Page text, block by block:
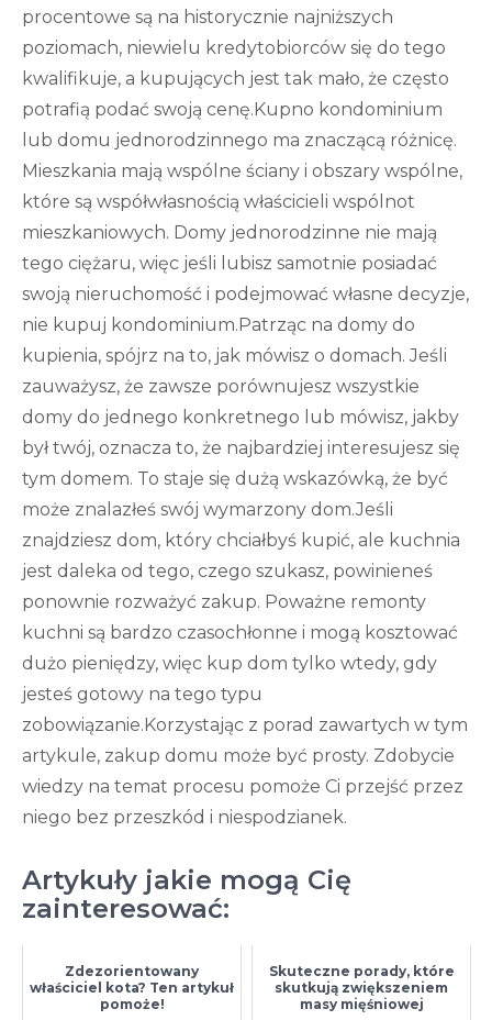
procentowe są na historycznie najniższych
poziomach, niewielu kredytobiorców się do tego
kwalifikuje, a kupujących jest tak mało, że często
potrafią podać swoją cenę.Kupno kondominium
lub domu jednorodzinnego ma znaczącą różnicę.
Mieszkania mają wspólne ściany i obszary wspólne,
które są współwłasnością właścicieli wspólnot
mieszkaniowych. Domy jednorodzinne nie mają
tego ciężaru, więc jeśli lubisz samotnie posiadać
swoją nieruchomość i podejmować własne decyzje,
nie kupuj kondominium.Patrząc na domy do
kupienia, spójrz na to, jak mówisz o domach. Jeśli
zauważysz, że zawsze porównujesz wszystkie
domy do jednego konkretnego lub mówisz, jakby
był twój, oznacza to, że najbardziej interesujesz się
tym domem. To staje się dużą wskazówką, że być
może znalazłeś swój wymarzony dom.Jeśli
znajdziesz dom, który chciałbyś kupić, ale kuchnia
jest daleka od tego, czego szukasz, powinieneś
ponownie rozważyć zakup. Poważne remonty
kuchni są bardzo czasochłonne i mogą kosztować
dużo pieniędzy, więc kup dom tylko wtedy, gdy
jesteś gotowy na tego typu
zobowiązanie.Korzystając z porad zawartych w tym
artykule, zakup domu może być prosty. Zdobycie
wiedzy na temat procesu pomoże Ci przejść przez
niego bez przeszkód i niespodzianek.
Artykuły jakie mogą Cię
zainteresować:
Zdezorientowany
właściciel kota? Ten artykuł
pomoże!
Skuteczne porady, które
skutkują zwiększeniem
masy mięśniowej